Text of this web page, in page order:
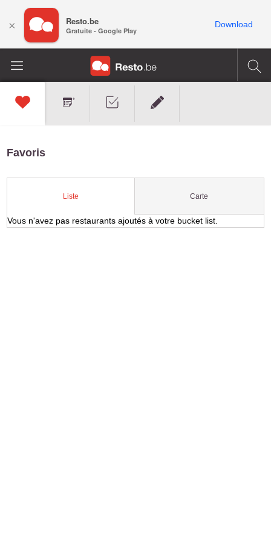
Favoris
Liste Carte
Vous n'avez pas restaurants ajoutés à votre bucket list.
× Resto.be
Gratuite - Google Play
Download